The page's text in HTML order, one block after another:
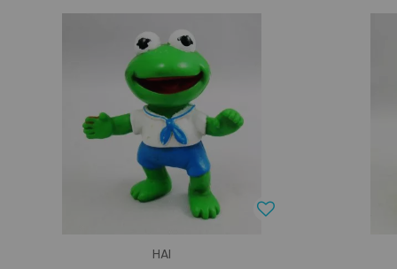
HAI